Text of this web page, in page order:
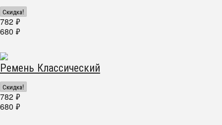
Скидка!
782 ₽
680 ₽
Ремень Классический
Скидка!
782 ₽
680 ₽